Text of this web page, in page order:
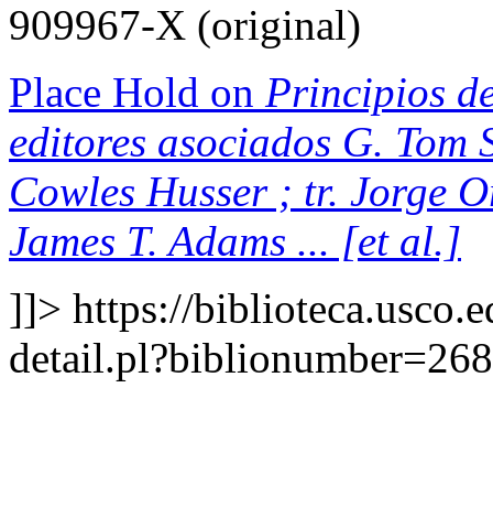
909967-X (original)
Place Hold on Principios
editores asociados G. Tom
Cowles Husser ; tr. Jorge
James T. Adams ... [et al.]
]]> https://